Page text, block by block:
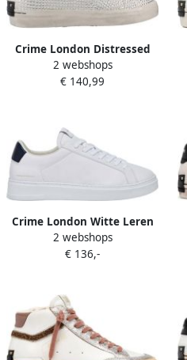
Crime London Distressed
Schoenen Wit Vrouw
2 webshops
€ 140,99
Crime London Witte Leren
Sneakers met Ronde Neus
en Logo Patch White Heren
2 webshops
€ 136,-